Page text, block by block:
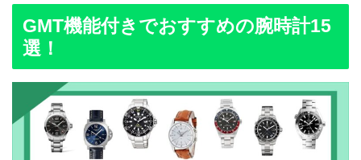
GMT機能付きでおすすめの腕時計15
選！